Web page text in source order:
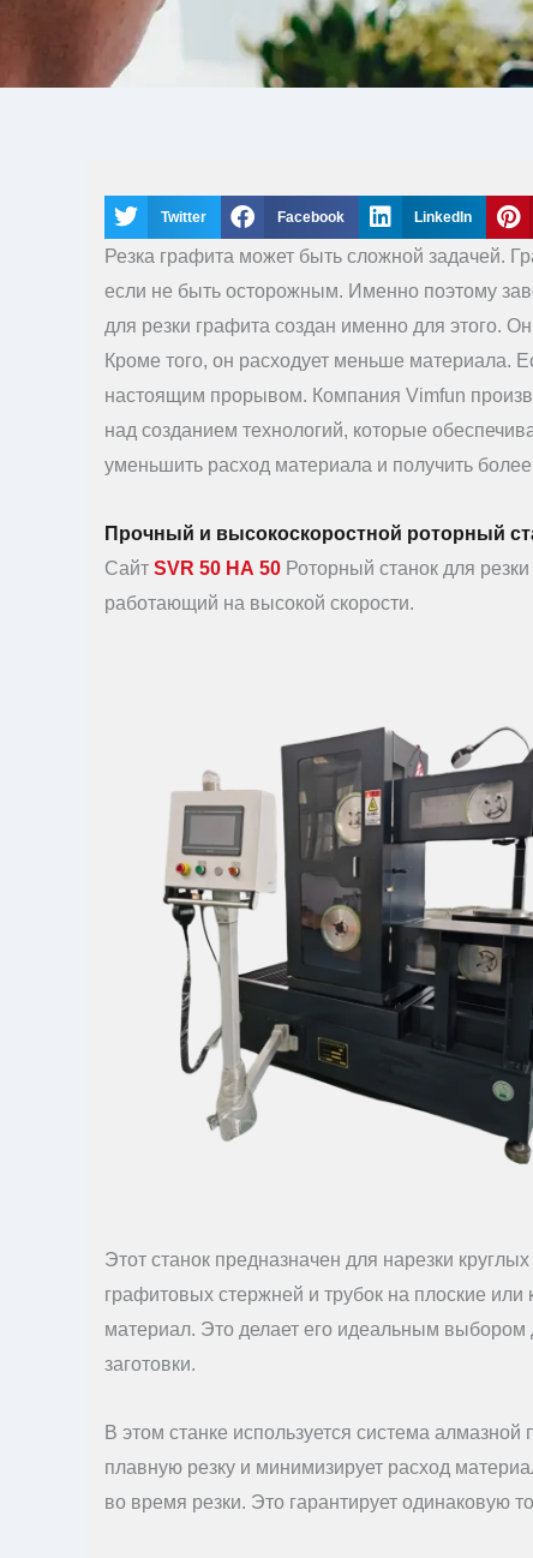
Twitter Facebook LinkedIn
Резка графита может быть сложной задачей.
если не быть осторожным. Именно поэтому
для резки графита создан именно для этого.
Кроме того, он расходует меньше материала.
настоящим прорывом. Компания Vimfun
над созданием технологий, которые
уменьшить расход материала и получить
Прочный и высокоскоростной роторный
Сайт SVR 50 НА 50 Роторный станок для
работающий на высокой скорости.
Этот станок предназначен для нарезки
графитовых стержней и трубок на плоские
материал. Это делает его идеальным
заготовки.
В этом станке используется система
плавную резку и минимизирует расход
во время резки. Это гарантирует одинаковую